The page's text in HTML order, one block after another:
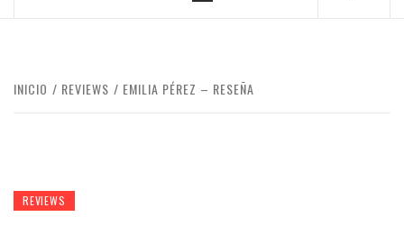
INICIO REVIEWS EMILIA PÉREZ – RESEÑA
REVIEWS